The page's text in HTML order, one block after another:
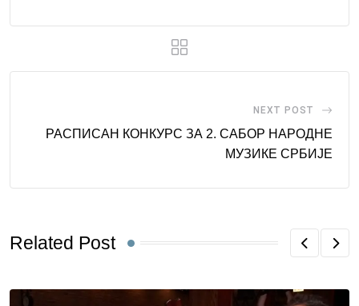
NEXT POST
РАСПИСАН КОНКУРС ЗА 2. САБОР НАРОДНЕ
МУЗИКЕ СРБИЈЕ
Related Post